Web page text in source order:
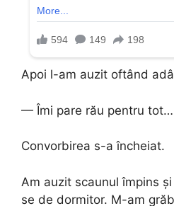
Apoi l-am auzit oftând
— Îmi pare rău pentru tot…
Convorbirea s-a încheiat.
Am auzit scaunul împins
se de dormitor. M-am